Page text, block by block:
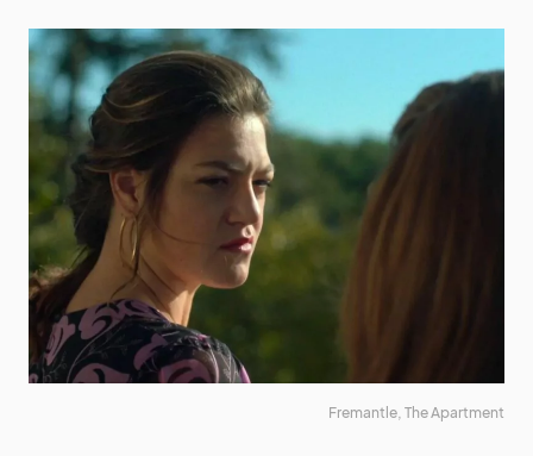
Fremantle, The Apartment